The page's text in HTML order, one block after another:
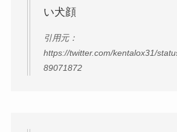
い犬顔
引用元：
https://twitter.com/kentalox31/
89071872